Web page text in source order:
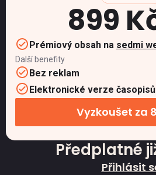
899
Prémiový obsah na sedmi
Další benefity
Bez reklam
Elektronické verze časopisů
Vyzkoušet za
Předplatné
Přihlásit